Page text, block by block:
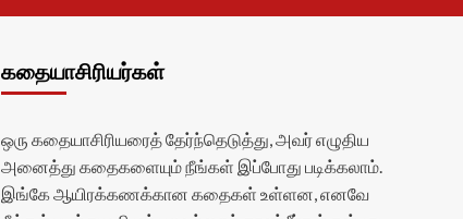
கதையாசிரியர்கள்
ஒரு கதையாசிரியரைத் தேர்ந்தெடுத்து, அவர் எழுதிய
அனைத்து கதைகளையும் நீங்கள் இப்போது படிக்கலாம்.
இங்கே ஆயிரக்கணக்கான கதைகள் உள்ளன, எனவே